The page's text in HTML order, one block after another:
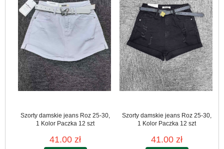
Szorty damskie jeans Roz 25-30,
1 Kolor Paczka 12 szt
41.00 zł
Szorty damskie jeans Roz 25-30,
1 Kolor Paczka 12 szt
41.00 zł